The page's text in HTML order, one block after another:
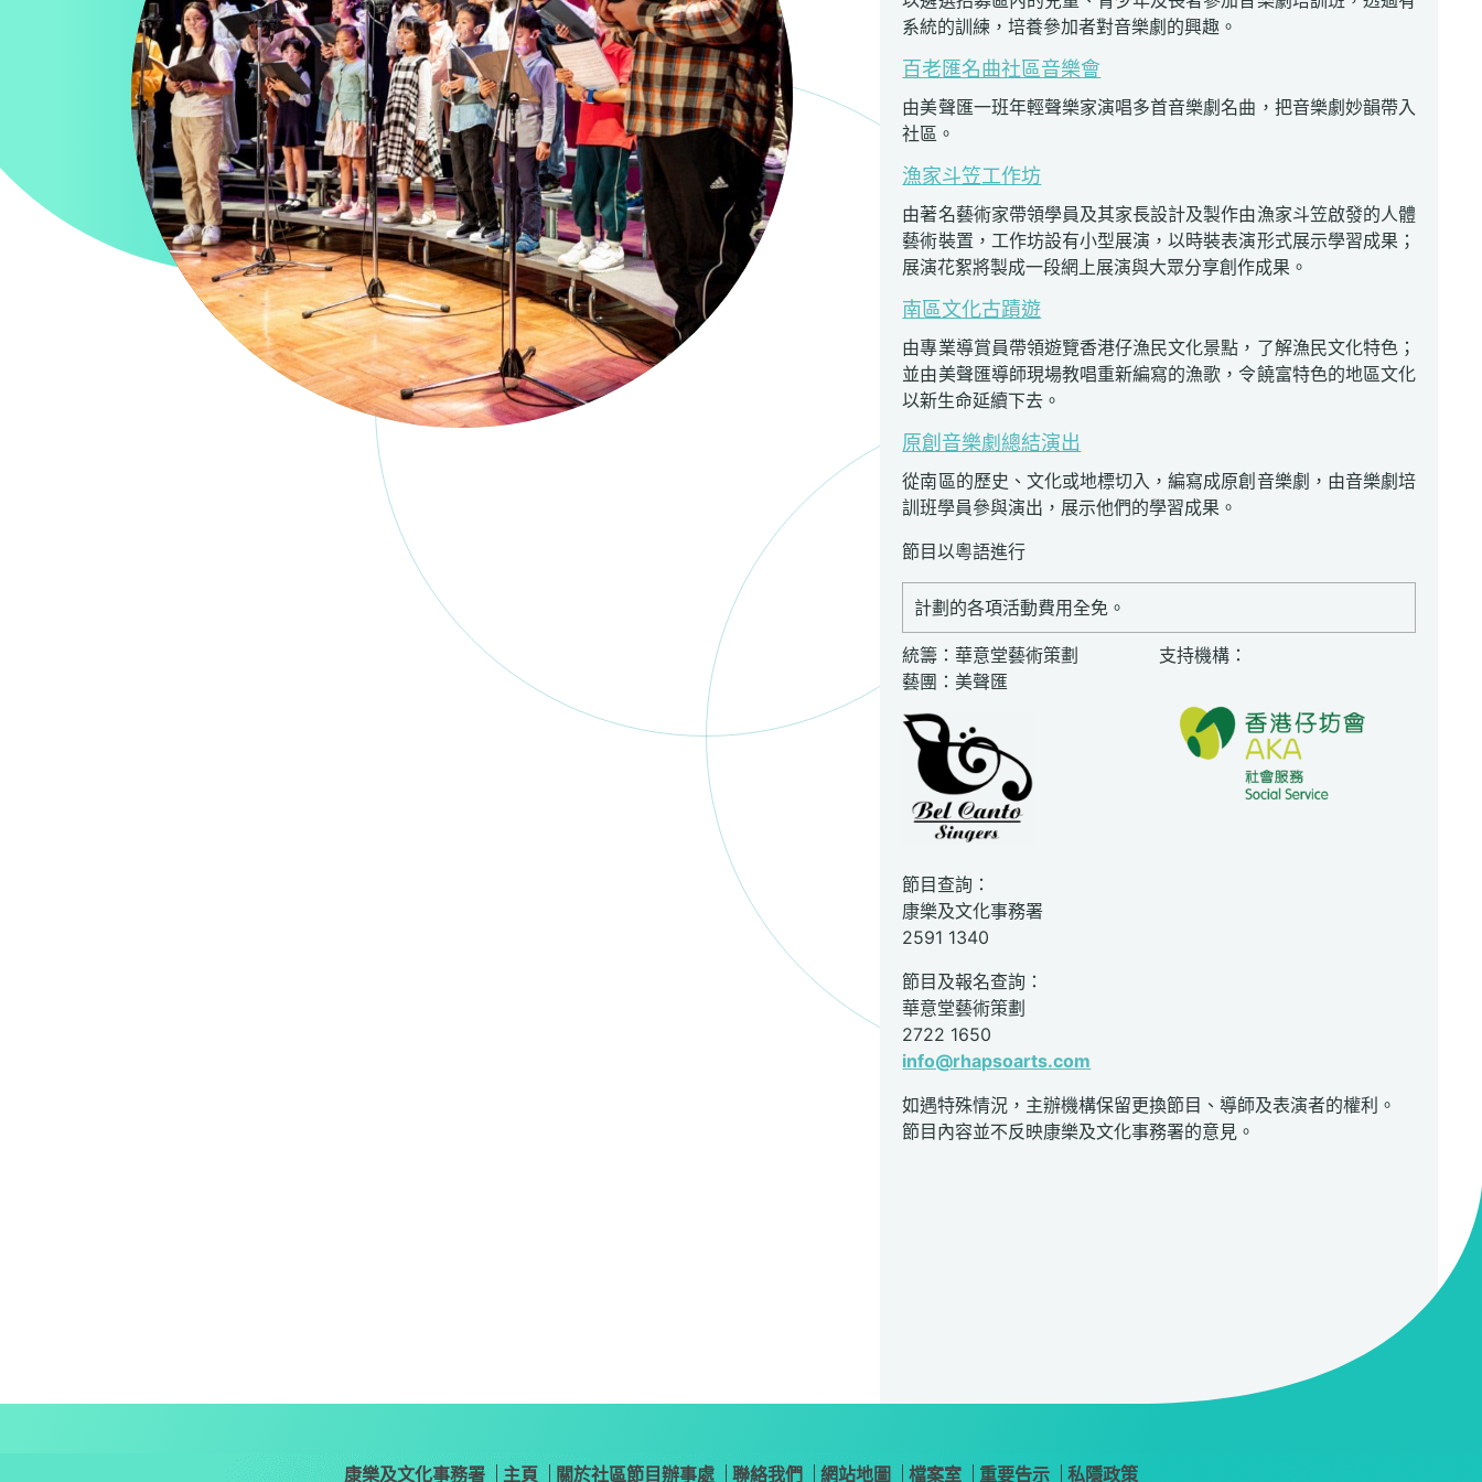
系統的訓練，培養參加者對音樂劇的興趣。
百老匯名曲社區音樂會
由美聲匯一班年輕聲樂家演唱多首音樂劇名曲，把音樂劇妙韻帶入
社區。
漁家斗笠工作坊
由著名藝術家帶領學員及其家長設計及製作由漁家斗笠啟發的人體
藝術裝置，工作坊設有小型展演，以時裝表演形式展示學習成果；
展演花絮將製成一段網上展演與大眾分享創作成果。
南區文化古蹟遊
由專業導賞員帶領遊覽香港仔漁民文化景點，了解漁民文化特色；
並由美聲匯導師現場教唱重新編寫的漁歌，令饒富特色的地區文化
以新生命延續下去。
原創音樂劇總結演出
從南區的歷史、文化或地標切入，編寫成原創音樂劇，由音樂劇培
訓班學員參與演出，展示他們的學習成果。
節目以粵語進行
計劃的各項活動費用全免。
統籌：華意堂藝術策劃
藝團：美聲匯
支持機構：
節目查詢：
康樂及文化事務署
2591 1340
節目及報名查詢：
華意堂藝術策劃
2722 1650
info@rhapsoarts.com
如遇特殊情況，主辦機構保留更換節目、導師及表演者的權利。
節目內容並不反映康樂及文化事務署的意見。
康樂及文化事務署 主頁 關於社區節目辦事處 聯絡我們 網站地圖 檔案室 重要告示 私隱政策